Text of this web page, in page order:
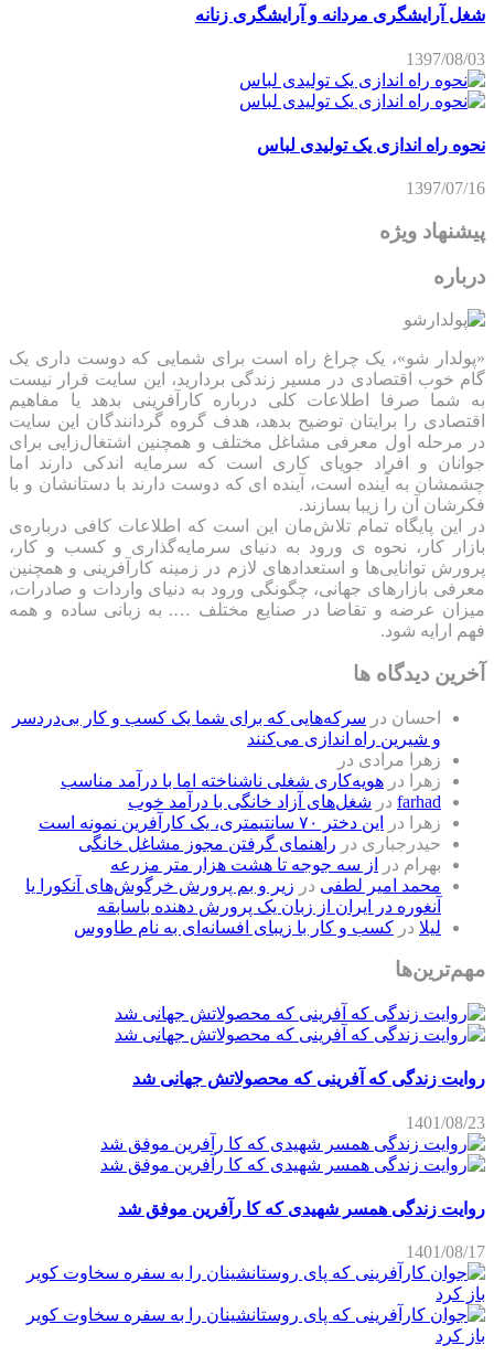
شغل آرایشگری مردانه و آرایشگری زنانه
1397/08/03
نحوه راه اندازی یک تولیدی لباس
1397/07/16
پیشنهاد ویژه
درباره
«پولدار شو»، یک چراغ راه است برای شمایی که دوست داری یک
گام خوب اقتصادی در مسیر زندگی بردارید، این سایت قرار نیست
به شما صرفا اطلاعات کلی درباره کارآفرینی بدهد یا مفاهیم
اقتصادی را برایتان توضیح بدهد، هدف گروه گردانندگان این سایت
در مرحله اول معرفی مشاغل مختلف و همچنین اشتغال‌زایی برای
جوانان و افراد جویای کاری است که سرمایه اندکی دارند اما
چشمشان به آینده است، آینده ای که دوست دارند با دستانشان و با
فکرشان آن را زیبا بسازند.
در این پایگاه تمام تلاش‌مان این است که ‌اطلاعات کافی درباره‌ی
بازار کار، نحوه ی ورود به دنیای سرمایه‌گذاری و کسب و کار،
پرورش توانایی‌ها و استعدادهای لازم در زمینه کارآفرینی و همچنین
معرفی بازارهای جهانی، چگونگی ورود به دنیای واردات و صادرات،
میزان عرضه و تقاضا در صنایع مختلف …. به زبانی ساده و همه
فهم ارایه شود.
آخرین دیدگاه ها
احسان در سرکه‌هایی که برای شما یک کسب و کار بی‌دردسر
و شیرین راه اندازی می‌کنند
زهرا مرادی در
زهرا
در هویه‌کاری شغلی ناشناخته اما با درآمد مناسب
farhad در شغل‌های آزاد خانگی با درآمد خوب
زهرا
در
این دختر ۷۰ سانتیمتری، یک کارآفرین نمونه است
حیدرجباری در راهنمای گرفتن مجوز مشاغل خانگی
بهرام در
از سه جوجه تا هشت هزار متر مزرعه
محمد امیر لطفی در زیر و بم پرورش خرگوش‌های آنکورا یا
آنغوره در ایران از زبان یک پرورش دهنده باسابقه
لیلا در کسب و کار با زیبای افسانه‌ای به نام طاووس
مهم‌ترین‌ها
روایت زندگی که آفرینی که محصولاتش جهانی شد
1401/08/23
روایت زندگی همسر شهیدی که کا رآفرین موفق شد
1401/08/17